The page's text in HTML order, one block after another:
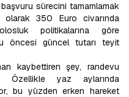
sürecini tamamlamak
olarak 350 Euro civarında
politikalarına göre
öncesi güncel tutarı teyit
kaybettiren şey, randevu
Özellikle yaz aylarında
bu yüzden erken hareket